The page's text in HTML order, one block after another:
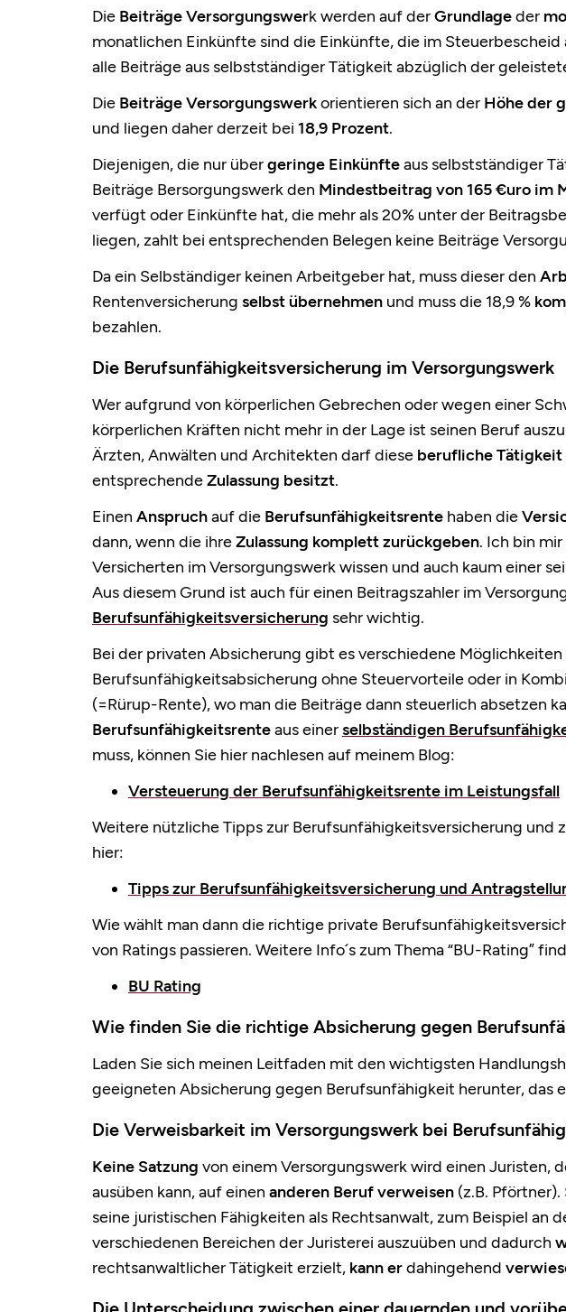
Die Beiträge Versorgungswerk werden auf derGrundlageder
monatlichen Einkünfte sind die Einkünfte, die im Steuerbescheid
alle Beiträge aus selbstständiger Tätigkeit abzüglich der
Die Beiträge Versorgungswerkorientieren sich an der Höhe der
und liegen daher derzeit bei 18,9 Prozent.
Diejenigen, die nur übergeringe Einkünfteaus selbstständiger
Beiträge Bersorgungswerk den Mindestbeitrag von 165 €uro im
verfügt oder Einkünfte hat, die mehr als20% unter der
liegen, zahlt bei entsprechenden Belegen keine Beiträge
Da ein Selbständiger keinen Arbeitgeber hat, muss dieser den
Rentenversicherung selbst übernehmen und muss die 18,9 %
bezahlen.
Die Berufsunfähigkeitsversicherung im Versorgungswerk
Wer aufgrund von körperlichen Gebrechen oder wegen einer
körperlichen Kräften nicht mehr in der Lage ist seinen Beruf
Ärzten, Anwälten und Architekten darf diese berufliche Tätigkeit
entsprechendeZulassung besitzt.
Einen Anspruchauf die Berufsunfähigkeitsrente haben die
dann, wenn die ihreZulassung komplett zurückgeben. Ich bin mir
Versicherten im Versorgungswerk wissen und auch kaum einer
Aus diesem Grund ist auch für einen Beitragszahler im
Berufsunfähigkeitsversicherung sehr wichtig.
Bei der privaten Absicherung gibt es verschiedene
Berufsunfähigkeitsabsicherung ohne Steuervorteile oder in
(=Rürup-Rente), wo man die Beiträge dann steuerlich absetzen
Berufsunfähigkeitsrenteaus einerselbständigen
muss, können Sie hier nachlesen auf meinem Blog:
Versteuerung der Berufsunfähigkeitsrente im Leistungsfall
Weitere nützlicheTippszur Berufsunfähigkeitsversicherung und
hier:
Tipps zur Berufsunfähigkeitsversicherung und
Wie wählt man dann die richtige private
von Ratings passieren. Weitere Info´s zum Thema “BU-Rating”
BU Rating
Wie finden Sie die richtige Absicherung gegen
Laden Sie sich meinen Leitfaden mit den wichtigsten
geeigneten Absicherung gegen Berufsunfähigkeit herunter, das
Die Verweisbarkeit im Versorgungswerk bei
Keine Satzung von einem Versorgungswerk wird einen Juristen,
ausüben kann, auf einen anderen Berufverweisen (z.B.
seine juristischen Fähigkeiten als Rechtsanwalt, zum Beispiel an
verschiedenen Bereichen der Juristerei auszuüben und dadurch
rechtsanwaltlicher Tätigkeit erzielt, kann erdahingehend